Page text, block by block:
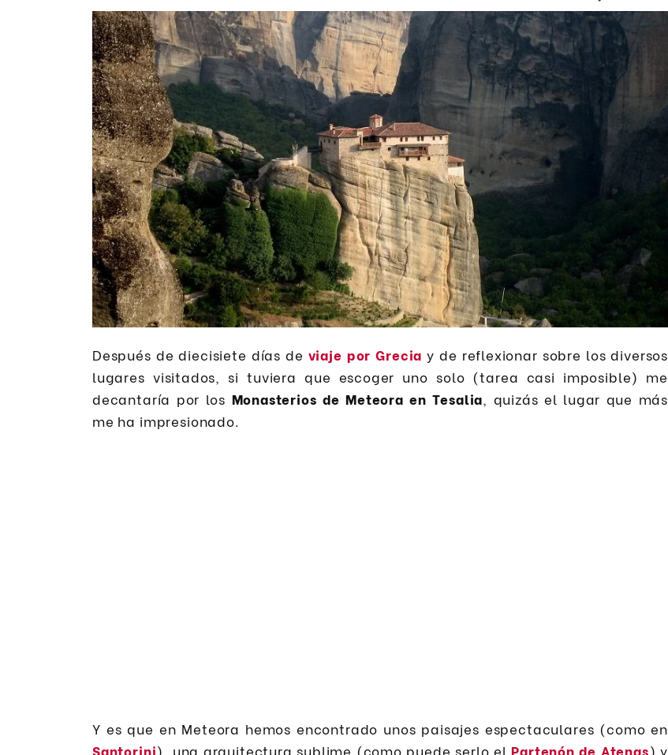
Después de diecisiete días de viaje por Grecia y de reflexionar sobre los diversos
lugares visitados, si tuviera que escoger uno solo (tarea casi imposible) me
decantaría por los Monasterios de Meteora en Tesalia , quizás el lugar que más
me ha impresionado.
Y es que en Meteora hemos encontrado unos paisajes espectaculares (como en
Santorini), una arquitectura sublime (como puede serlo elPartenón de Atenas) y